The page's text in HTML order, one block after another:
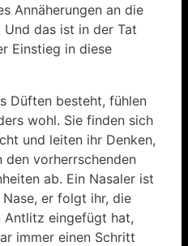
Annäherungen an die
Und das ist in der Tat
Einstieg in diese
Düften besteht, fühlen
wohl. Sie finden sich
und leiten ihr Denken,
den vorherrschenden
ab. Ein Nasaler ist
er folgt ihr, die
Antlitz eingefügt hat,
immer einen Schritt